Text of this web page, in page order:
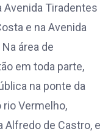
Tiradentes
e na Avenida
área de
em toda parte,
na ponte da
rio Vermelho,
Alfredo de Castro, e